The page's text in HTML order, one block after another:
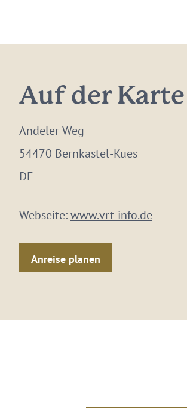
Auf der Karte
Andeler Weg
54470 Bernkastel-Kues
DE
Webseite:www.vrt-info.de
Anreise planen